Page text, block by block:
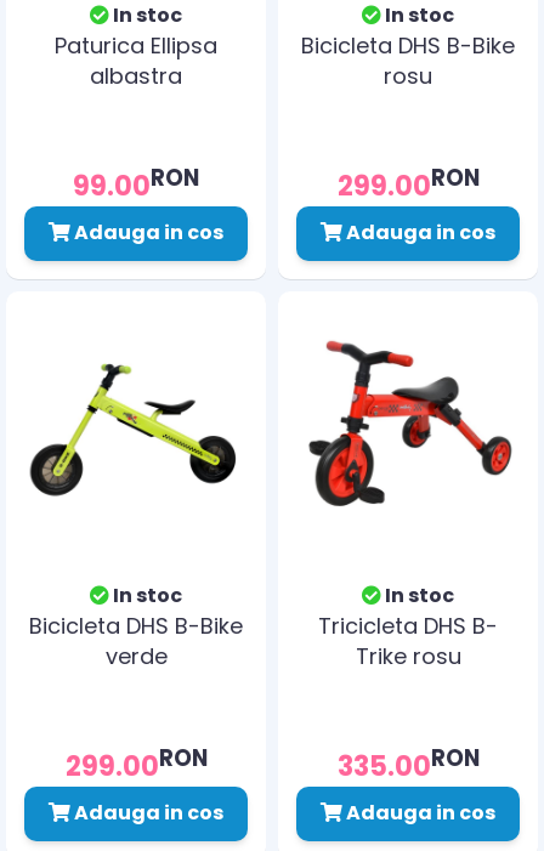
In stoc
Paturica Ellipsa
albastra
99.00RON
Adauga in cos
In stoc
Bicicleta DHS B-Bike
rosu
299.00RON
Adauga in cos
In stoc
Bicicleta DHS B-Bike
verde
299.00RON
Adauga in cos
In stoc
Tricicleta DHS B-
Trike rosu
335.00RON
Adauga in cos